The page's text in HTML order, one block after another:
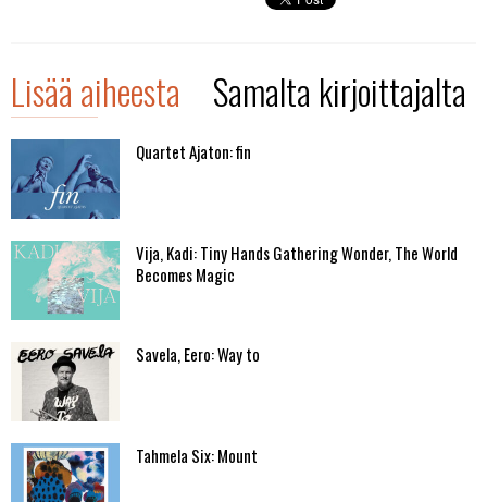
Lisää aiheesta Samalta kirjoittajalta
Quartet Ajaton: fin
Vija, Kadi: Tiny Hands Gathering Wonder, The World
Becomes Magic
Savela, Eero: Way to
Tahmela Six: Mount